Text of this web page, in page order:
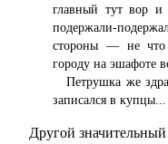
главный тут вор и
подержали-
стороны — не
городу на эшафоте
Петрушка же
записался в купцы...
Другой